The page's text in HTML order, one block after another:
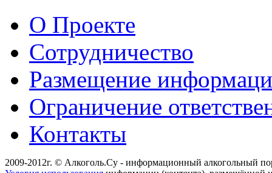
О Проекте
Сотрудничество
Размещение
Ограничение
Контакты
2009-2012г. © Алкоголь.Су - информационный алкогольный